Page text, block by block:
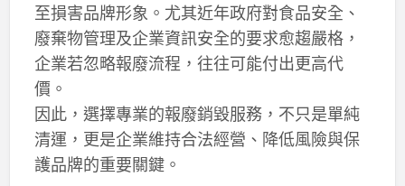
至損害品牌形象。尤其近年政府對食品安全、
廢棄物管理及企業資訊安全的要求愈趨嚴格，
企業若忽略報廢流程，往往可能付出更高代
價。
因此，選擇專業的報廢銷毀服務，不只是單純
清運，更是企業維持合法經營、降低風險與保
護品牌的重要關鍵。